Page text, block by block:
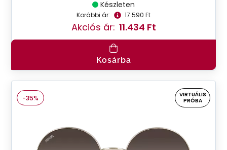
Készleten
Korábbi ár: 17.590 Ft
Akciós ár: 11.434 Ft
Kosárba
-35%
VIRTUÁLIS
PRÓBA